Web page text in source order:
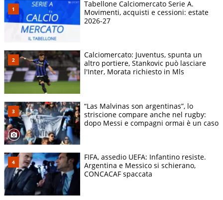
Tabellone Calciomercato Serie A.
Movimenti, acquisti e cessioni: estate
2026-27
Calciomercato: Juventus, spunta un
altro portiere, Stankovic può lasciare
l'Inter, Morata richiesto in Mls
“Las Malvinas son argentinas”, lo
striscione compare anche nel rugby:
dopo Messi e compagni ormai è un caso
FIFA, assedio UEFA: Infantino resiste.
Argentina e Messico si schierano,
CONCACAF spaccata